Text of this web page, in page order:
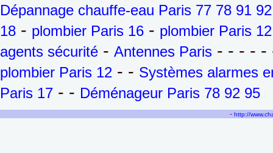
Dépannage chauffe-eau Paris 77 78 91
18 - plombier Paris 16 - plombier Paris 12
agents sécurité - Antennes Paris - - - -
plombier Paris 12 - - Systèmes alarmes
Paris 17 - - Déménageur Paris 78 92 95
- http://